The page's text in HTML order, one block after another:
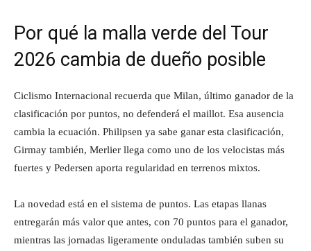
Por qué la malla verde del Tour
2026 cambia de dueño posible
Ciclismo Internacional recuerda que Milan, último ganador de la
clasificación por puntos, no defenderá el maillot. Esa ausencia
cambia la ecuación. Philipsen ya sabe ganar esta clasificación,
Girmay también, Merlier llega como uno de los velocistas más
fuertes y Pedersen aporta regularidad en terrenos mixtos.
La novedad está en el sistema de puntos. Las etapas llanas
entregarán más valor que antes, con 70 puntos para el ganador,
mientras las jornadas ligeramente onduladas también suben su